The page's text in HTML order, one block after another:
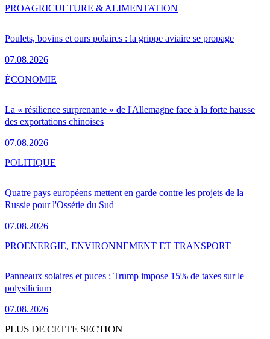
Poulets, bovins et ours polaires : la grippe aviaire se propage
07.08.2026
PROAGRICULTURE & ALIMENTATION
La « résilience surprenante » de l'Allemagne face à la forte hausse
des exportations chinoises
07.08.2026
ÉCONOMIE
Quatre pays européens mettent en garde contre les projets de la
Russie pour l'Ossétie du Sud
07.08.2026
POLITIQUE
Panneaux solaires et puces : Trump impose 15% de taxes sur le
polysilicium
07.08.2026
PROENERGIE, ENVIRONNEMENT ET TRANSPORT
PLUS DE CETTE SECTION